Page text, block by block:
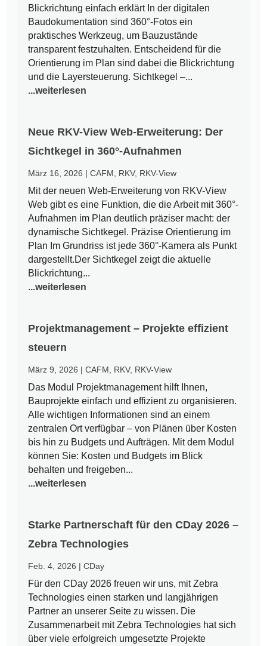
Blickrichtung einfach erklärt In der digitalen
Baudokumentation sind 360°-Fotos ein
praktisches Werkzeug, um Bauzustände
transparent festzuhalten. Entscheidend für die
Orientierung im Plan sind dabei die Blickrichtung
und die Layersteuerung. Sichtkegel –...
...weiterlesen
Neue RKV-View Web-Erweiterung: Der
Sichtkegel in 360°-Aufnahmen
März 16, 2026 |CAFM RKV, RKV-View
Mit der neuen Web-Erweiterung von RKV-View
Web gibt es eine Funktion, die die Arbeit mit 360°-
Aufnahmen im Plan deutlich präziser macht: der
dynamische Sichtkegel. Präzise Orientierung im
Plan Im Grundriss ist jede 360°-Kamera als Punkt
dargestellt.Der Sichtkegel zeigt die aktuelle
Blickrichtung...
...weiterlesen
Projektmanagement – Projekte effizient
steuern
März 9, 2026 |CAFM RKV, RKV-View
Das Modul Projektmanagement hilft Ihnen,
Bauprojekte einfach und effizient zu organisieren.
Alle wichtigen Informationen sind an einem
zentralen Ort verfügbar – von Plänen über Kosten
bis hin zu Budgets und Aufträgen. Mit dem Modul
können Sie: Kosten und Budgets im Blick
behalten und freigeben...
...weiterlesen
Starke Partnerschaft für den CDay 2026 –
Zebra Technologies
Feb. 4, 2026 |CDay
Für den CDay 2026 freuen wir uns, mit Zebra
Technologies einen starken und langjährigen
Partner an unserer Seite zu wissen. Die
Zusammenarbeit mit Zebra Technologies hat sich
über viele erfolgreich umgesetzte Projekte